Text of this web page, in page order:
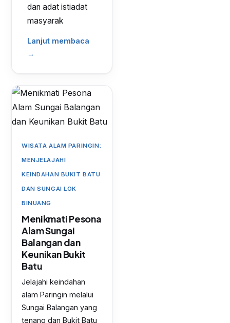
dan adat istiadat
masyarak
Lanjut membaca
→
WISATA ALAM PARINGIN:
MENJELAJAHI
KEINDAHAN BUKIT BATU
DAN SUNGAI LOK
BINUANG
Menikmati Pesona
Alam Sungai
Balangan dan
Keunikan Bukit
Batu
Jelajahi keindahan
alam Paringin melalui
Sungai Balangan yang
tenang dan Bukit Batu